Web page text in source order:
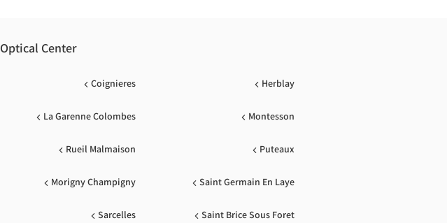
Optical Center חנויות קרובותArgenteuil
Herblay
Coignieres
Montesson
La Garenne Colombes
Puteaux
Rueil Malmaison
Saint Germain En Laye
Morigny Champigny
Saint Brice Sous Foret
Sarcelles